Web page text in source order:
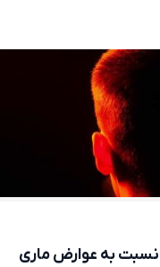
نسبت به عوارض ماری